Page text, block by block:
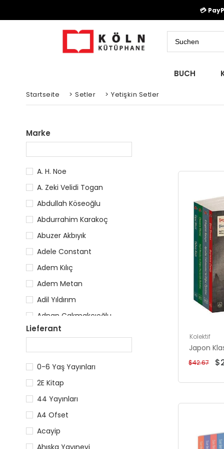
💳
BUCH
Startseite > Setler > Yetişkin Setler
Marke
A. H. Noe
A. Zeki Velidi Togan
Abdullah Köseoğlu
Abdurrahim Karakoç
Abuzer Akbıyık
Adele Constant
Adem Kılıç
Adem Metan
Adil Yıldırım
Adnan Çakmakçıoğlu
Adriana Mather
Ahmet Arslan
Ahmet Baki Yerli
Ahmet Bilal Yaprakdal
Lieferant
0-6 Yaş Yayınları
2E Kitap
44 Yayınları
A4 Ofset
Acayip
Ahıska Yayınevi
Kolektif
Japon
$42.67